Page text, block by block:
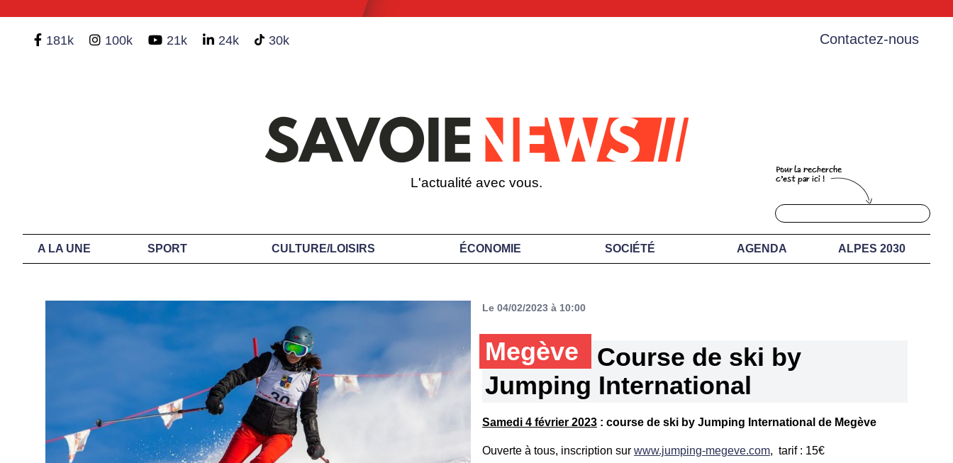
181k 100k 21k 24k 30k Contactez-nous
L'actualité avec vous.
A LA UNE SPORT CULTURE/LOISIRS ÉCONOMIE SOCIÉTÉ AGENDA ALPES 2030
Le 04/02/2023 à 10:00
Megève
Course de ski by
Jumping International
Samedi 4 février 2023 : course de ski by Jumping International de Megève
Ouverte à tous, inscription sur www.jumping-megeve.com, tarif : 15€